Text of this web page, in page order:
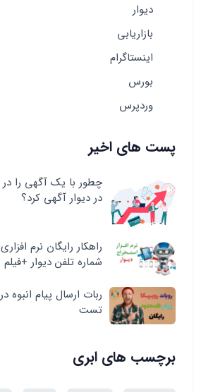
دیوار
بازاریابی
اینستاگرام
بورس
وردپرس
پست های اخیر
چطور با یک آگهی را در
در دیوار آگهی کرد؟
راهکار رایگان نرم
شماره تلفن دیوار +فیلم
ربات ارسال پیام انبوه
تست
برچسب های ابری